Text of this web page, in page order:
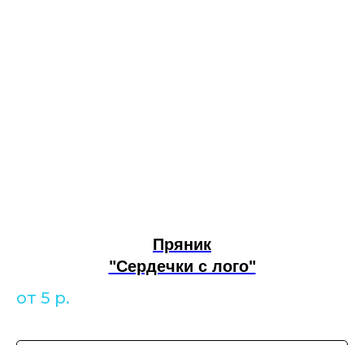
Пряник
"Сердечки с лого"
от 5 р.